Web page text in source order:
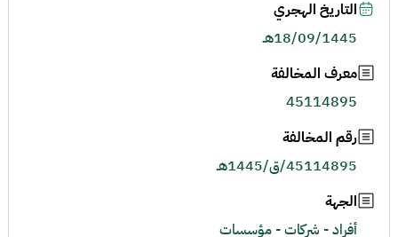
التاريخ الهجري
18/09/1445هـ
معرف المخالفة
45114895
رقم المخالفة
45114895/ق/1445هـ
الجهة
أفراد - شركات - مؤسسات